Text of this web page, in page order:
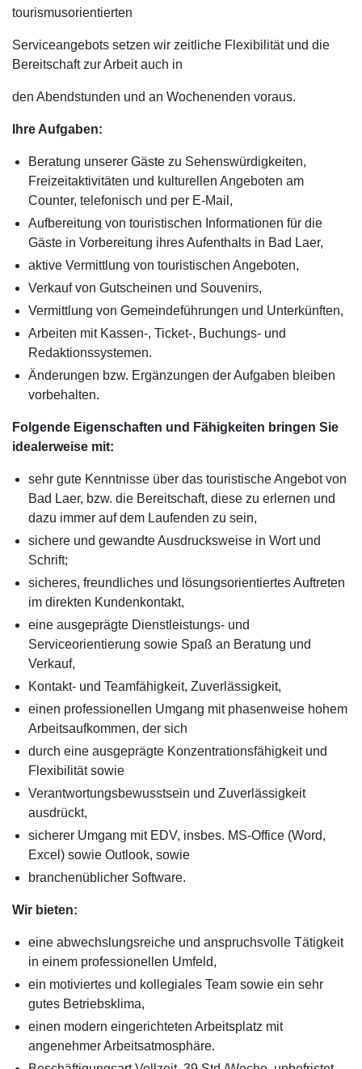
tourismusorientierten
Serviceangebots setzen wir zeitliche Flexibilität und die
Bereitschaft zur Arbeit auch in
den Abendstunden und an Wochenenden voraus.
Ihre Aufgaben:
Beratung unserer Gäste zu Sehenswürdigkeiten,
Freizeitaktivitäten und kulturellen Angeboten am
Counter, telefonisch und per E-Mail,
Aufbereitung von touristischen Informationen für die
Gäste in Vorbereitung ihres Aufenthalts in Bad Laer,
aktive Vermittlung von touristischen Angeboten,
Verkauf von Gutscheinen und Souvenirs,
Vermittlung von Gemeindeführungen und Unterkünften,
Arbeiten mit Kassen-, Ticket-, Buchungs- und
Redaktionssystemen.
Änderungen bzw. Ergänzungen der Aufgaben bleiben
vorbehalten.
Folgende Eigenschaften und Fähigkeiten bringen Sie
idealerweise mit:
sehr gute Kenntnisse über das touristische Angebot von
Bad Laer, bzw. die Bereitschaft, diese zu erlernen und
dazu immer auf dem Laufenden zu sein,
sichere und gewandte Ausdrucksweise in Wort und
Schrift;
sicheres, freundliches und lösungsorientiertes Auftreten
im direkten Kundenkontakt,
eine ausgeprägte Dienstleistungs- und
Serviceorientierung sowie Spaß an Beratung und
Verkauf,
Kontakt- und Teamfähigkeit, Zuverlässigkeit,
einen professionellen Umgang mit phasenweise hohem
Arbeitsaufkommen, der sich
durch eine ausgeprägte Konzentrationsfähigkeit und
Flexibilität sowie
Verantwortungsbewusstsein und Zuverlässigkeit
ausdrückt,
sicherer Umgang mit EDV, insbes. MS-Office (Word,
Excel) sowie Outlook, sowie
branchenüblicher Software.
Wir bieten:
eine abwechslungsreiche und anspruchsvolle Tätigkeit
in einem professionellen Umfeld,
ein motiviertes und kollegiales Team sowie ein sehr
gutes Betriebsklima,
einen modern eingerichteten Arbeitsplatz mit
angenehmer Arbeitsatmosphäre.